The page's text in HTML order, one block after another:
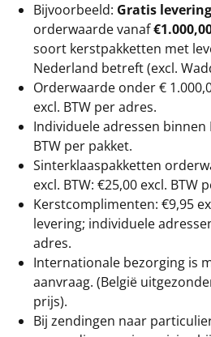
Bijvoorbeeld: Gratis levering
orderwaarde vanaf
soort kerstpakketten met
Nederland betreft (excl.
Orderwaarde onder €
excl. BTW per adres.
Individuele adressen binnen
BTW per pakket.
Sinterklaaspakketten
excl. BTW: €25,00 excl. BTW
Kerstcomplimenten: €9,95
levering; individuele
adres.
Internationale bezorging is
aanvraag. (België
prijs).
Bij zendingen naar